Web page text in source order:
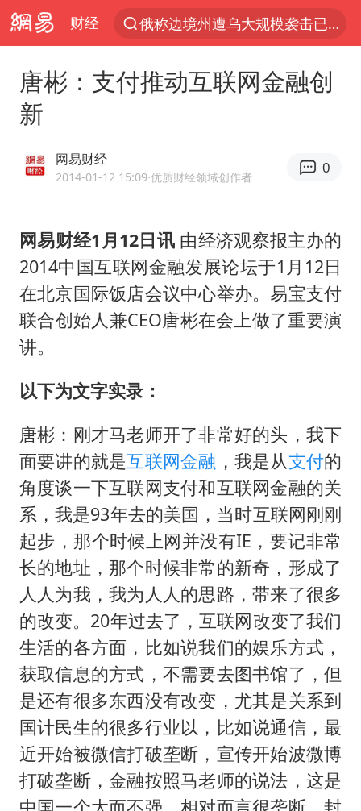
财经
上半年我国经营主体结构持续优化
《披荆斩棘2026》阵容官宣
香港刷新1884年以来最高气温纪录
美将每月供乌爱国者拦截导弹
《龙餐馆》 冲奖
构建更高水平的全民健身公共服务体系
上门女婿出轨女邻居多年被判重婚罪
云南一男子胃中取出180颗铁钉
以军士兵把枪口对准中国记者
景区回应“麦积山石窟看完需2000元”
曹颖儿子首次演长剧
全球最大级别运输船通过长江大桥
奋力开创中国式现代化建设新局面
唐彬：支付推动互联网金融创
新
网易财经
2014-01-12 15:09·优质财经领域创作者
0
网易财经1月12日讯 由经济观察报主办的
2014中国互联网金融发展论坛于1月12日
在北京国际饭店会议中心举办。易宝支付
联合创始人兼CEO唐彬在会上做了重要演
讲。
以下为文字实录：
唐彬：刚才马老师开了非常好的头，我下
面要讲的就是互联网金融 ，我是从支付的
角度谈一下互联网支付和互联网金融的关
系，我是93年去的美国，当时互联网刚刚
起步，那个时候上网并没有IE，要记非常
长的地址，那个时候非常的新奇，形成了
人人为我，我为人人的思路，带来了很多
的改变。20年过去了，互联网改变了我们
生活的各方面，比如说我们的娱乐方式，
获取信息的方式，不需要去图书馆了，但
是还有很多东西没有改变，尤其是关系到
国计民生的很多行业以，比如说通信，最
近开始被微信打破垄断，宣传开始波微博
打破垄断，金融按照马老师的说法，这是